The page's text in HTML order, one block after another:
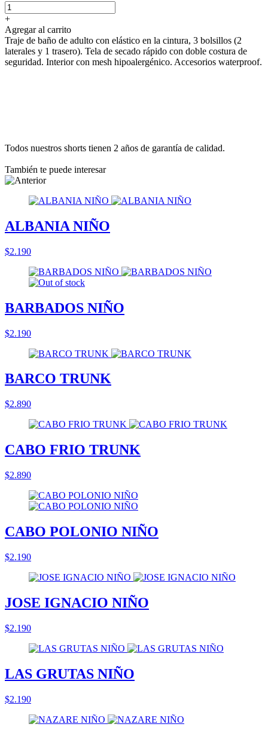
+
Agregar al carrito
Traje de baño de adulto con elástico en la cintura, 3 bolsillos (2
laterales y 1 trasero). Tela de secado rápido con doble costura de
seguridad. Interior con mesh hipoalergénico. Accesorios waterproof.
Todos nuestros shorts tienen 2 años de garantía de calidad.
También te puede interesar
ALBANIA NIÑO
$2.190
BARBADOS NIÑO
$2.190
BARCO TRUNK
$2.890
CABO FRIO TRUNK
$2.890
CABO POLONIO NIÑO
$2.190
JOSE IGNACIO NIÑO
$2.190
LAS GRUTAS NIÑO
$2.190